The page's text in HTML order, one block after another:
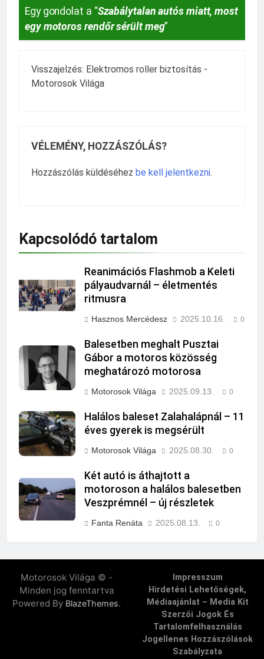
Egy gondolat a “Szabálytalan autós miatt, most
egy motoros rendőr sérült meg”
Visszajelzés: Elektromos roller biztosítás -
Motorosok Világa
VÉLEMÉNY, HOZZÁSZÓLÁS?
Hozzászólás küldéséhez be kell jelentkezni.
Kapcsolódó tartalom
Reanimációs Flashmob a Keleti
pályaudvarnál – életmentés
ritmusra
Hasznos Mercédesz 2025.10.16. 0
Balesetben meghalt Pusztai
Gábor a motoros közösség
meghatározó motorosa
Motorosok Világa 2025.09.13. 0
Halálos baleset Zalahalápnál – 11
éves gyerek is megsérült
Motorosok Világa 2025.08.30. 0
Két autó is áthajtott a
motoroson a halálos balesetben
Veszprémnél – új részletek
Fanta Renáta 2025.08.13. 0
Motorosok Világa © -
Minden jog fenntartva
Powered By BlazeThemes.
Impresszum
Hirdetési Lehetőségek,
Médiaajánlat – Media Kit
Szerzői Jogok És
Tartalomfelhasználás
Jogellenes Hozzászólások
Szabályzata